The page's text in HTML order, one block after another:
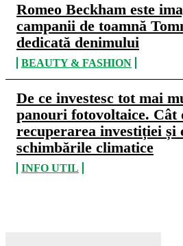
Romeo Beckham este
campanii de toamnă
dedicată denimului
BEAUTY & FASHION
De ce investesc tot mai
panouri fotovoltaice. Cât
recuperarea investiției și
schimbările climatice
INFO UTIL